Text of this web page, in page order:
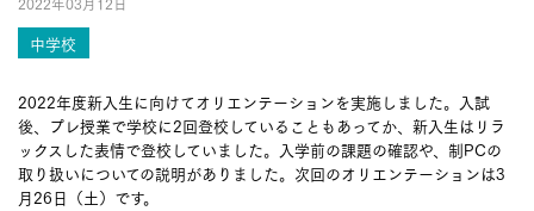
中学校
2022年度新入生に向けてオリエンテーションを実施しました。入試
後、プレ授業で学校に2回登校していることもあってか、新入生はリラ
ックスした表情で登校していました。入学前の課題の確認や、制PCの
取り扱いについての説明がありました。次回のオリエンテーションは3
月26日（土）です。